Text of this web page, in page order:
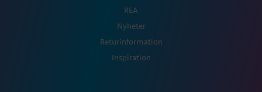
REA
Nyheter
Returinformation
Inspiration